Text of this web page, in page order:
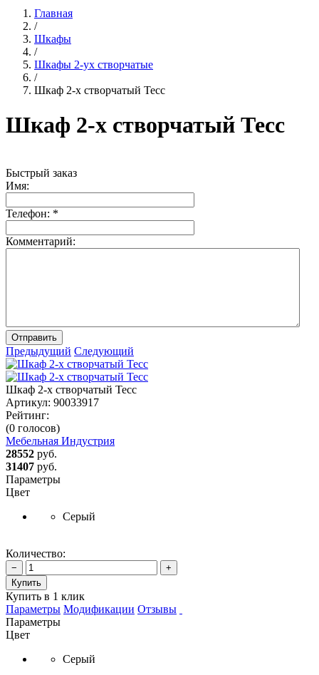
Главная
/
Шкафы
/
Шкафы 2-ух створчатые
/
Шкаф 2-х створчатый Тесс
Шкаф 2-х створчатый Тесс
Быстрый заказ
Имя:
Телефон: *
Комментарий:
Отправить
Предыдущий Следующий
Шкаф 2-х створчатый Тесс
Артикул: 90033917
Рейтинг:
(0 голосов)
Мебельная Индустрия
28552 руб.
31407 руб.
Параметры
Цвет
Серый
Количество:
−
+
Купить
Купить в 1 клик
Параметры Модификации Отзывы
Параметры
Цвет
Серый